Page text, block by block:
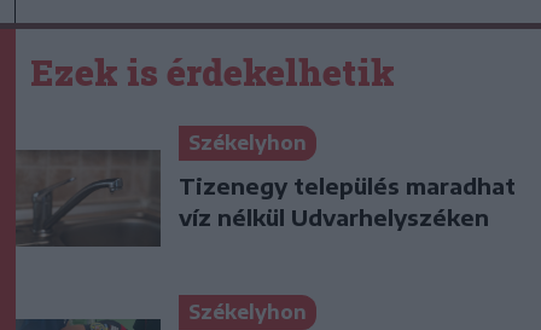
Ezek is érdekelhetik
Székelyhon
Tizenegy település maradhat
víz nélkül Udvarhelyszéken
Székelyhon